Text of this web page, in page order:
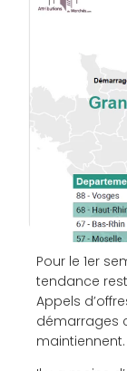
Pour le 1er
tendance
Appels
démarrages
maintiennent.